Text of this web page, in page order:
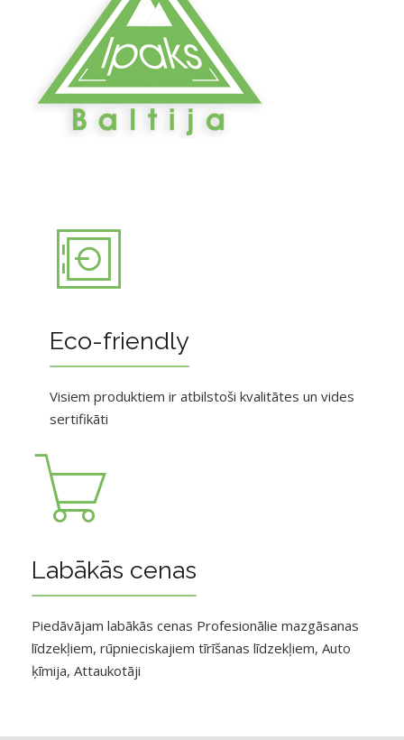
Eco-friendly
Visiem produktiem ir atbilstoši kvalitātes un vides
sertifikāti
Labākās cenas
Piedāvājam labākās cenas Profesionālie mazgāsanas
līdzekļiem, rūpnieciskajiem tīrīšanas līdzekļiem, Auto
ķīmija, Attaukotāji